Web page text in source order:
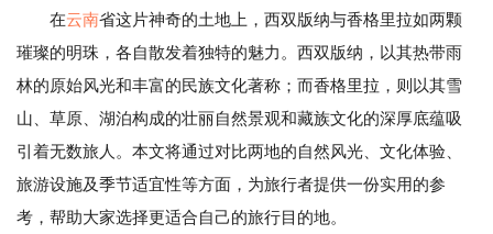
在云南省这片神奇的土地上，西双版纳与香格里拉如两颗
璀璨的明珠，各自散发着独特的魅力。西双版纳，以其热带雨
林的原始风光和丰富的民族文化著称；而香格里拉，则以其雪
山、草原、湖泊构成的壮丽自然景观和藏族文化的深厚底蕴吸
引着无数旅人。本文将通过对比两地的自然风光、文化体验、
旅游设施及季节适宜性等方面，为旅行者提供一份实用的参
考，帮助大家选择更适合自己的旅行目的地。